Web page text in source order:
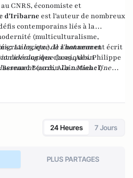
CNRS, économiste et
d'Iribarne est l'auteur de nombreux
contemporains liés à la
(multiculturalisme,
etc.). Il a notamment écrit
idéologique(2019, Albin
(2022, Albin Michel)
:La logique de l'honneuret
devenus des classiques. Philippe
Bernard BourdinLa nation : Une
24 Heures 7 Jours
PLUS PARTAGES